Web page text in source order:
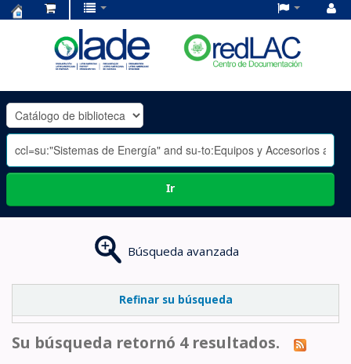
OLADE
-
Ir
Búsqueda avanzada
Refinar su búsqueda
Su búsqueda retornó 4 resultados.